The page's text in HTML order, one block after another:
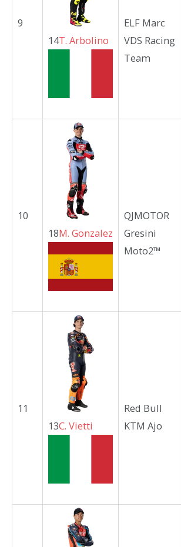
9
14T. Arbolino
ELF Marc
VDS Racing
Team
10
18M. Gonzalez
QJMOTOR
Gresini
Moto2™
11
13C. Vietti
Red Bull
KTM Ajo